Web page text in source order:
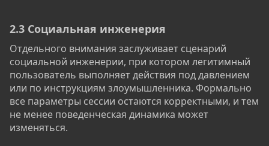
2.3 Социальная инженерия​
Отдельного внимания заслуживает сценарий
социальной инженерии, при котором легитимный
пользователь выполняет действия под давлением
или по инструкциям злоумышленника. Формально
все параметры сессии остаются корректными, и тем
не менее поведенческая динамика может
изменяться.